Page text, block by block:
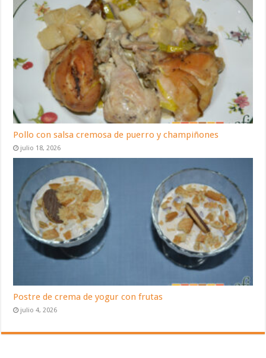
Pollo con salsa cremosa de puerro y champiñones
julio 18, 2026
Postre de crema de yogur con frutas
julio 4, 2026